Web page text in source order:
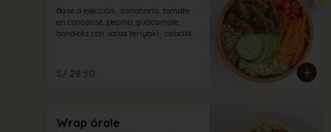
Base a elección,  zanahoria, tomate
en concassé, pepino, guacamole,
bondiola con salsa teriyaki,  cebolla
S/ 28.50
Wrap órale